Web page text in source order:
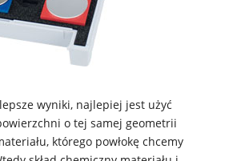
wyniki, najlepiej jest użyć
o tej samej geometrii
którego powłokę chcemy